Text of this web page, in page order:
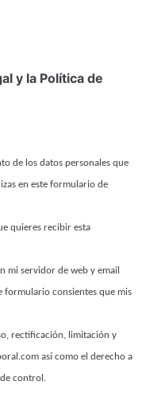
y la Política de
de los datos personales que
en este formulario de
quieres recibir esta
mi servidor de web y email
formulario consientes que mis
rectificación, limitación y
así como el derecho a
control.